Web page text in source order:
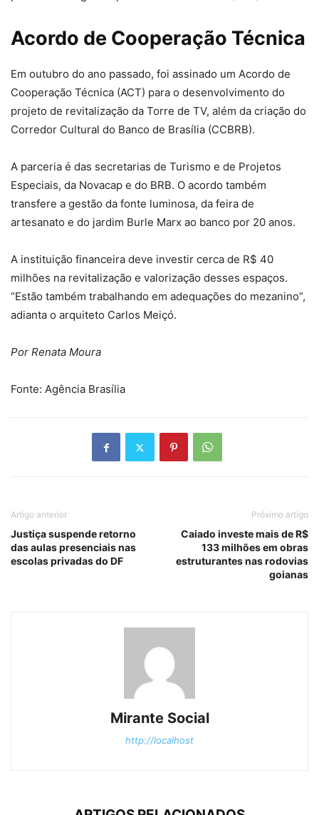
Acordo de Cooperação Técnica
Em outubro do ano passado, foi assinado um Acordo de
Cooperação Técnica (ACT) para o desenvolvimento do
projeto de revitalização da Torre de TV, além da criação do
Corredor Cultural do Banco de Brasília (CCBRB).
A parceria é das secretarias de Turismo e de Projetos
Especiais, da Novacap e do BRB. O acordo também
transfere a gestão da fonte luminosa, da feira de
artesanato e do jardim Burle Marx ao banco por 20 anos.
A instituição financeira deve investir cerca de R$ 40
milhões na revitalização e valorização desses espaços.
“Estão também trabalhando em adequações do mezanino”,
adianta o arquiteto Carlos Meiçó.
Por Renata Moura
Fonte: Agência Brasília
Artigo anterior
Justiça suspende retorno
das aulas presenciais nas
escolas privadas do DF
Próximo artigo
Caiado investe mais de R$
133 milhões em obras
estruturantes nas rodovias
goianas
Mirante Social
http://localhost